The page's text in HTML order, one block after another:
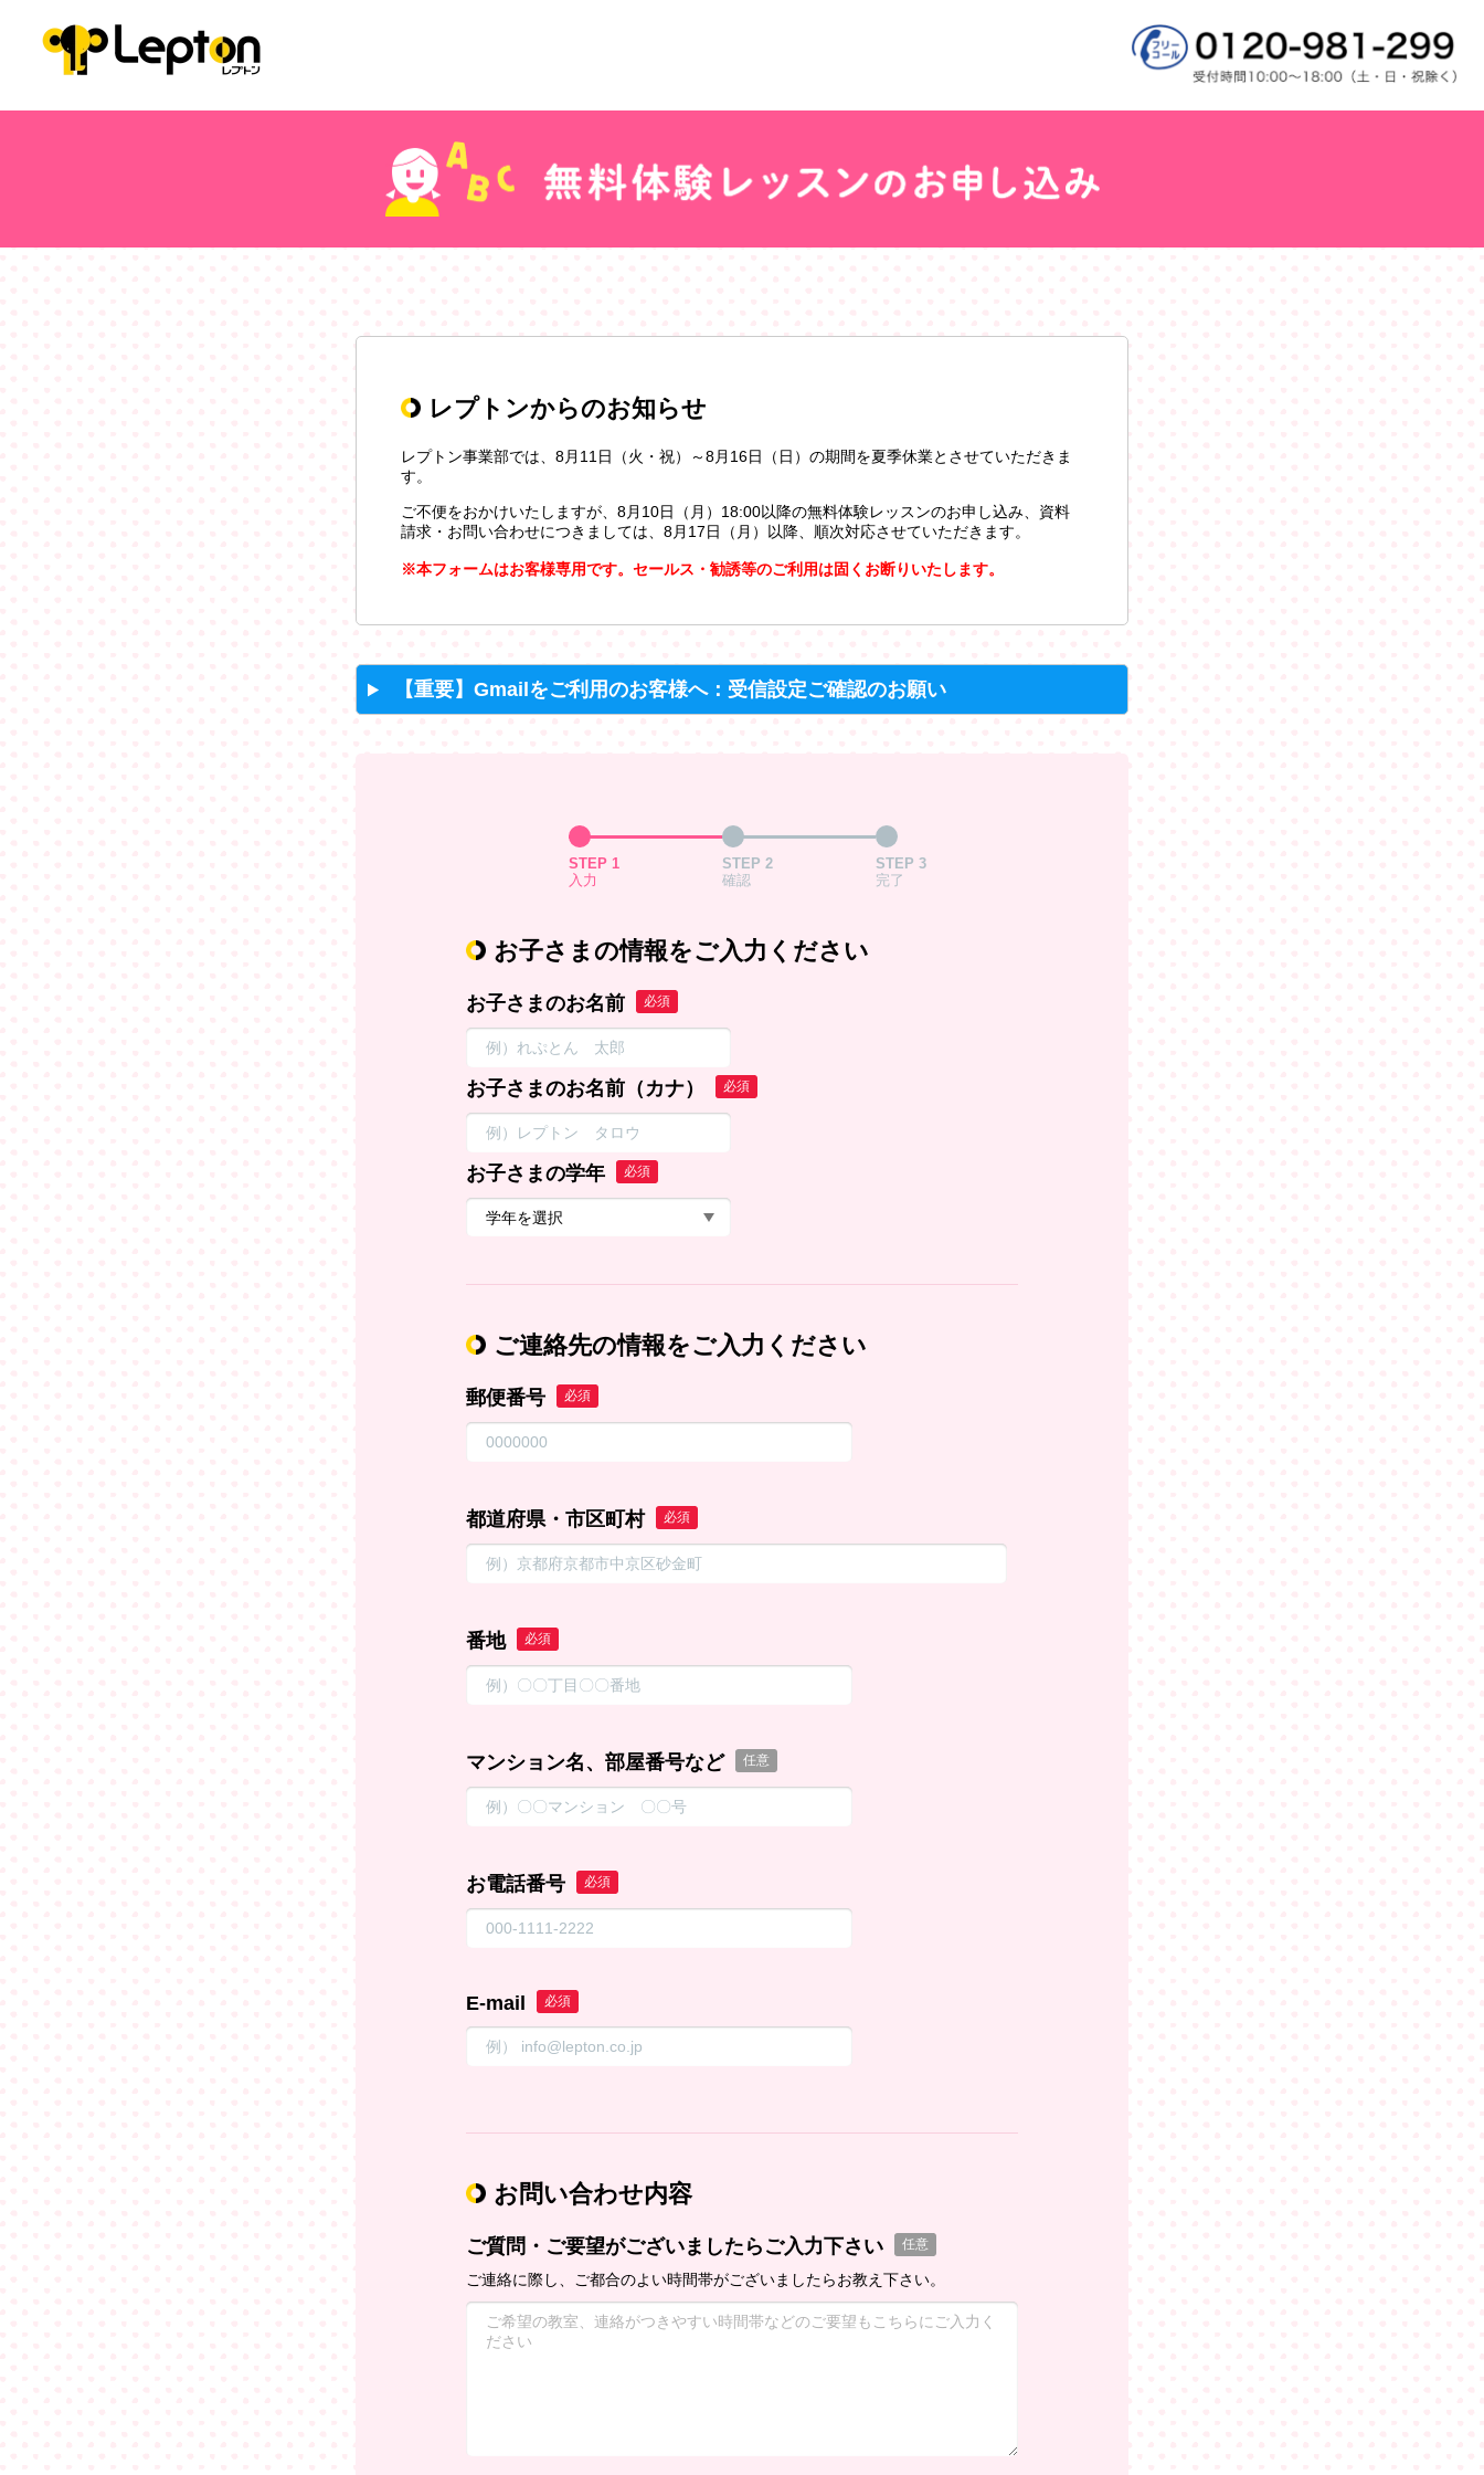
レプトンからのお知らせ
レプトン事業部では、8月11日（火・祝）～8月16日（日）の期間を夏季休業とさせていただきま
す。
ご不便をおかけいたしますが、8月10日（月）18:00以降の無料体験レッスンのお申し込み、資料
請求・お問い合わせにつきましては、8月17日（月）以降、順次対応させていただきます。
※本フォームはお客様専用です。セールス・勧誘等のご利用は固くお断りいたします。
【重要】Gmailをご利用のお客様へ：受信設定ご確認のお願い
STEP 1
入力
STEP 2
確認
STEP 3
完了
お子さまの情報をご入力ください
お子さまのお名前 必須
お子さまのお名前（カナ） 必須
お子さまの学年 必須
ご連絡先の情報をご入力ください
郵便番号 必須
都道府県・市区町村 必須
番地 必須
マンション名、部屋番号など 任意
お電話番号 必須
E-mail 必須
お問い合わせ内容
ご質問・ご要望がございましたらご入力下さい 任意
ご連絡に際し、ご都合のよい時間帯がございましたらお教え下さい。